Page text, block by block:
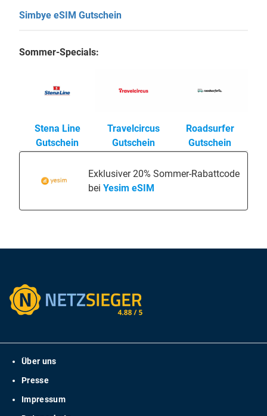
Simbye eSIM Gutschein
Sommer-Specials:
Stena Line
Gutschein
Travelcircus
Gutschein
Roadsurfer
Gutschein
Exklusiver 20% Sommer-Rabattcode
bei Yesim eSIM
Über uns
Presse
Impressum